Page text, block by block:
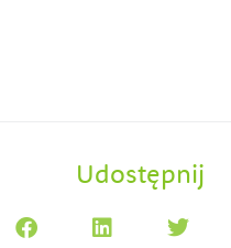
Udostępnij